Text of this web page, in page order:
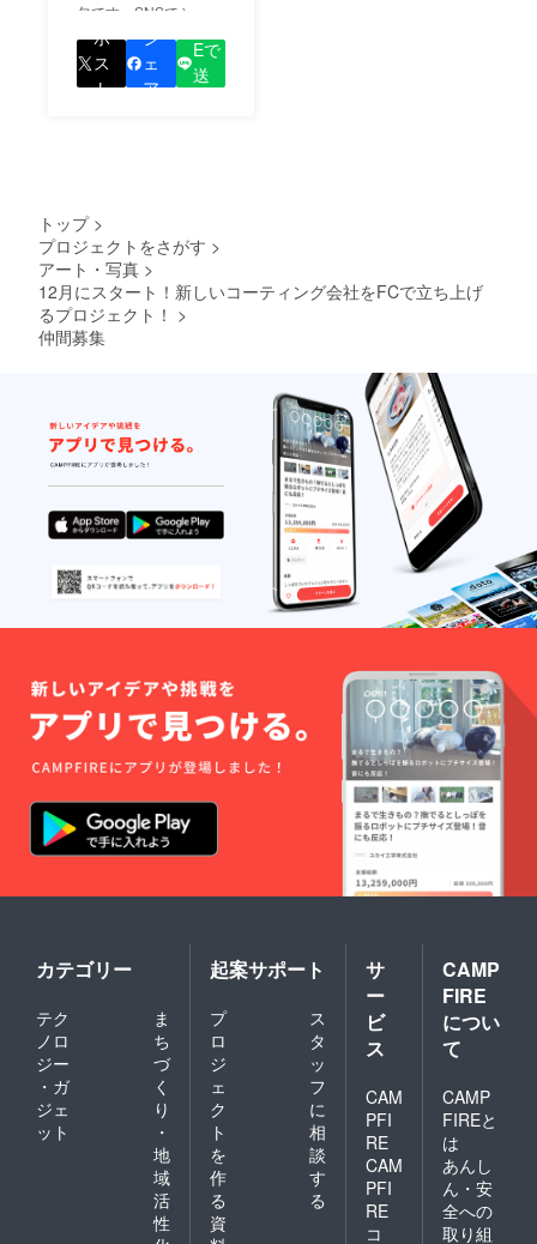
欠です。SNSでシェア
をして、あなたが応援
しているプロジェクト
の良さを知ってもらい
ポ
ス
ト
シ
ェ
ア
Eで
送
トップ >
プロジェクトをさがす >
アート・写真 >
12月にスタート！新しいコーティング会社をFCで立ち上げ
るプロジェクト！ >
仲間募集
カテゴリー
テク
ノロ
ジー
・ガ
ジェ
ット
ま
ち
づ
く
り
・
地
域
活
性
起案サポート
プ
ロ
ジ
ェ
ク
ト
を
作
る
ス
タ
ッ
フ
に
相
談
す
る
資
サ
ー
ビ
ス
CAM
PFI
RE
CAM
PFI
RE
コ
CAMP
FIRE
につい
て
CAMP
FIREと
は
あんし
ん・安
全への
取り組